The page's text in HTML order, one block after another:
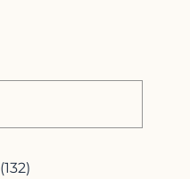
(132)